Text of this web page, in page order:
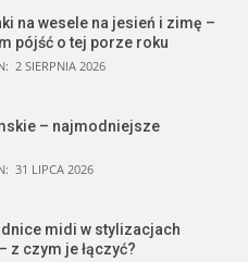
na wesele na jesień i zimę –
pójść o tej porze roku
2 SIERPNIA 2026
– najmodniejsze
31 LIPCA 2026
midi w stylizacjach
z czym je łączyć?